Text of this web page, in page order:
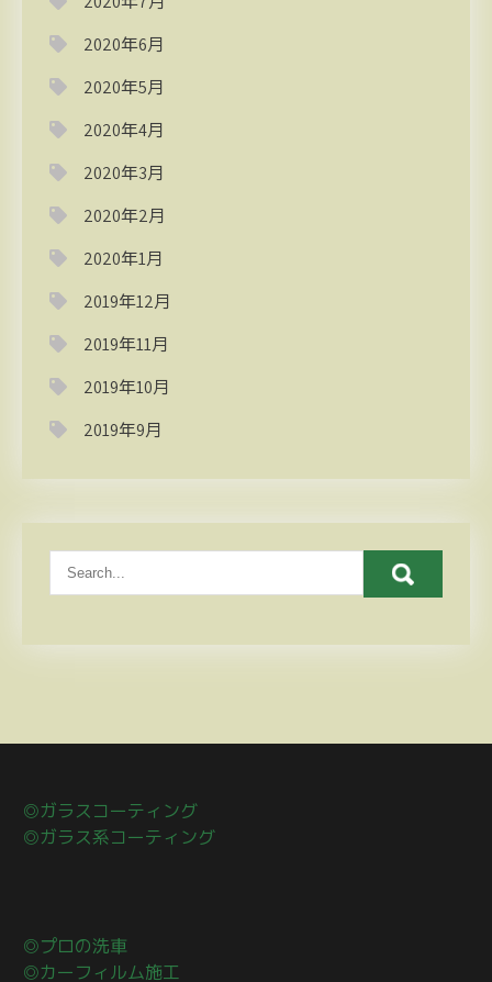
2020年6月
2020年5月
2020年4月
2020年3月
2020年2月
2020年1月
2019年12月
2019年11月
2019年10月
2019年9月
◎ガラスコーティング
◎ガラス系コーティング
◎プロの洗車
◎カーフィルム施工